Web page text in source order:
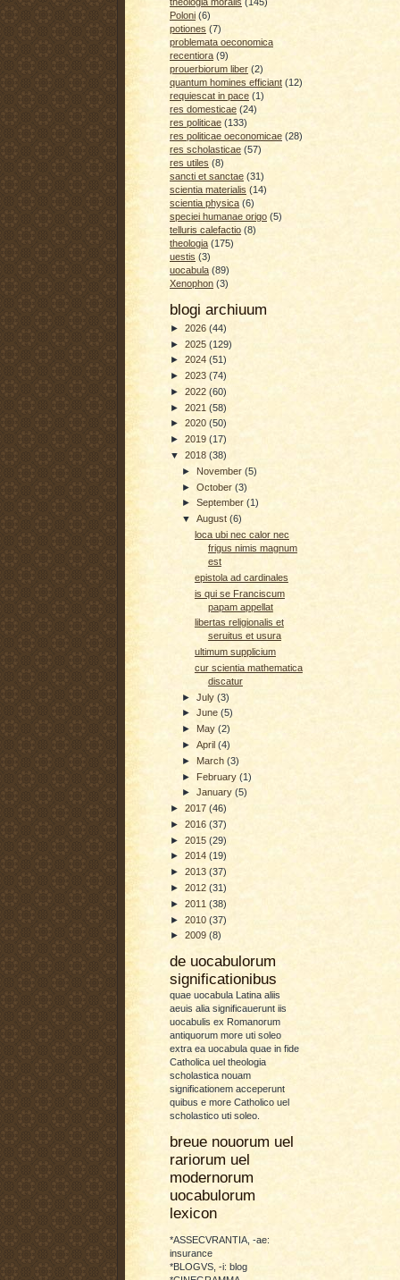
Poloni (6)
potiones (7)
problemata oeconomica
recentiora (9)
prouerbiorum liber (2)
quantum homines efficiant (12)
requiescat in pace (1)
res domesticae (24)
res politicae (133)
res politicae oeconomicae (28)
res scholasticae (57)
res utiles (8)
sancti et sanctae (31)
scientia materialis (14)
scientia physica (6)
speciei humanae origo (5)
telluris calefactio (8)
theologia (175)
uestis (3)
uocabula (89)
Xenophon (3)
blogi archiuum
► 2026 (44)
► 2025 (129)
► 2024 (51)
► 2023 (74)
► 2022 (60)
► 2021 (58)
► 2020 (50)
► 2019 (17)
▼ 2018 (38)
► November(5)
►October(3)
►September(1)
▼August(6)
loca ubi nec calor nec
frigus nimis magnum
est
epistola ad cardinales
is qui se Franciscum
papam appellat
libertas religionalis et
seruitus et usura
ultimum supplicium
cur scientia mathematica
discatur
►July(3)
►June(5)
► May(2)
►April(4)
►March(3)
► February(1)
►January(5)
► 2017 (46)
► 2016 (37)
► 2015 (29)
► 2014 (19)
► 2013 (37)
► 2012 (31)
► 2011 (38)
► 2010 (37)
► 2009 (8)
de uocabulorum
significationibus
quae uocabula Latina aliis
aeuis alia significauerunt iis
uocabulis ex Romanorum
antiquorum more uti soleo
extra ea uocabula quae in fide
Catholica uel theologia
scholastica nouam
significationem acceperunt
quibus e more Catholico uel
scholastico uti soleo.
breue nouorum uel
rariorum uel
modernorum
uocabulorum
lexicon
*ASSECVRANTIA, -ae:
insurance
*BLOGVS, -i: blog